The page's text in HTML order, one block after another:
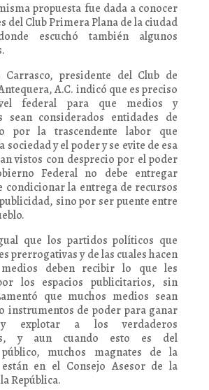
propuesta fue dada a conocer
del Club Primera Plana de la ciudad
escuchó también algunos
Carrasco, presidente del Club de
A.C. indicó que es preciso
federal para que medios y
sean considerados entidades de
por la trascendente labor que
sociedad y el poder y se evite de esa
vistos con desprecio por el poder
Federal no debe entregar
condicionar la entrega de recursos
sino por ser puente entre
que los partidos políticos que
prerrogativas y de las cuales hacen
deben recibir lo que les
los espacios publicitarios, sin
que muchos medios sean
instrumentos de poder para ganar
y explotar a los verdaderos
y aun cuando esto es del
muchos magnates de la
en el Consejo Asesor de la
República.